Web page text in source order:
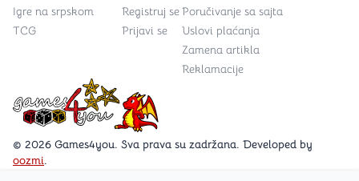
Games4you logo
© 2026 Games4you. Sva prava su zadržana. Developed by
oozmi.
Igre na srpskom
TCG
Registruj se
Prijavi se
Poručivanje sa sajta
Uslovi plaćanja
Zamena artikla
Reklamacije